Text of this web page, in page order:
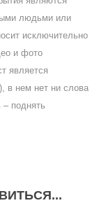
людьми или
исключительно
и фото
является
в нем нет ни слова
поднять